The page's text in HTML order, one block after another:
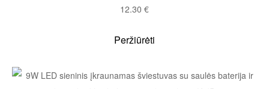
12.30 €
Peržiūrėti